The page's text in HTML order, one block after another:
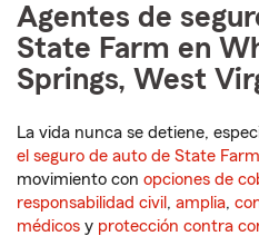
Agentes de
State Farm en
Springs, West
La vida nunca se detiene,
el seguro de auto de State Farm
movimiento con opciones de
responsabilidad civil , amplia,
médicos y protección contra